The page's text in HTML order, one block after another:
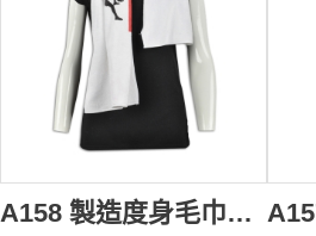
A158 製造度身毛巾款式 自訂LOGO毛巾款式 跑會毛巾 飛鏢毛巾 跑步會 跑步 長跑毛巾 設計毛巾款式 毛巾生產商 #35*75cm